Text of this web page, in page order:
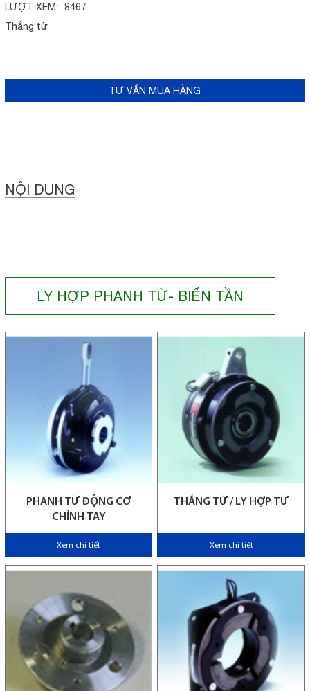
LƯỢT XEM:
8467
Thắng từ
TƯ VẤN MUA HÀNG
NỘI DUNG
LY HỢP PHANH TỪ- BIẾN TẦN
PHANH TỪ ĐỘNG CƠ
CHỈNH TAY
Xem chi tiết
THẮNG TỪ / LY HỢP TỪ
Xem chi tiết